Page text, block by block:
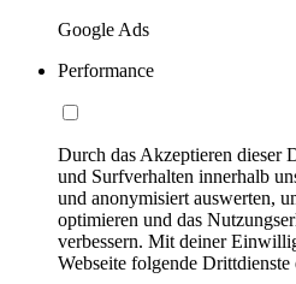
Google Ads
Performance
Durch das Akzeptieren dieser
und Surfverhalten innerhalb
und anonymisiert auswerten,
optimieren und das
verbessern. Mit deiner
Webseite folgende Drittdienste